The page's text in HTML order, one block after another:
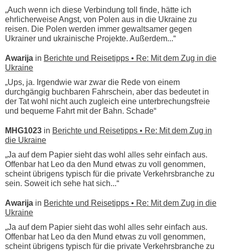
„Auch wenn ich diese Verbindung toll finde, hätte ich
ehrlicherweise Angst, von Polen aus in die Ukraine zu
reisen. Die Polen werden immer gewaltsamer gegen
Ukrainer und ukrainische Projekte. Außerdem...“
Awarija in Berichte und Reisetipps • Re: Mit dem Zug in die
Ukraine
„Ups, ja. Irgendwie war zwar die Rede von einem
durchgängig buchbaren Fahrschein, aber das bedeutet in
der Tat wohl nicht auch zugleich eine unterbrechungsfreie
und bequeme Fahrt mit der Bahn. Schade“
MHG1023 in Berichte und Reisetipps • Re: Mit dem Zug in
die Ukraine
„Ja auf dem Papier sieht das wohl alles sehr einfach aus.
Offenbar hat Leo da den Mund etwas zu voll genommen,
scheint übrigens typisch für die private Verkehrsbranche zu
sein. Soweit ich sehe hat sich...“
Awarija in Berichte und Reisetipps • Re: Mit dem Zug in die
Ukraine
„Ja auf dem Papier sieht das wohl alles sehr einfach aus.
Offenbar hat Leo da den Mund etwas zu voll genommen,
scheint übrigens typisch für die private Verkehrsbranche zu